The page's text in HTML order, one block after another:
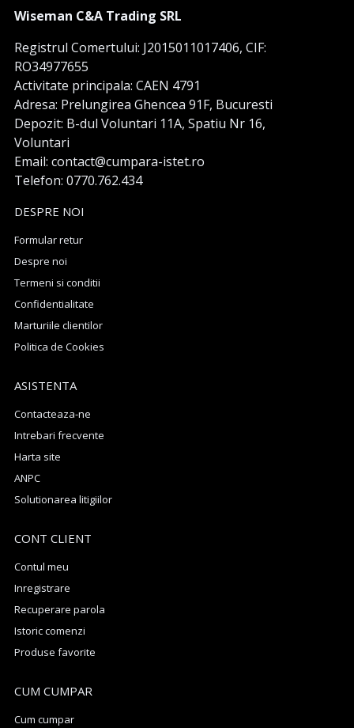
Wiseman C&A Trading SRL
Registrul Comertului: J2015011017406, CIF:
RO34977655
Activitate principala: CAEN 4791
Adresa: Prelungirea Ghencea 91F, Bucuresti
Depozit: B-dul Voluntari 11A, Spatiu Nr 16,
Voluntari
Email: contact@cumpara-istet.ro
Telefon: 0770.762.434
DESPRE NOI
Formular retur
Despre noi
Termeni si conditii
Confidentialitate
Marturiile clientilor
Politica de Cookies
ASISTENTA
Contacteaza-ne
Intrebari frecvente
Harta site
ANPC
Solutionarea litigiilor
CONT CLIENT
Contul meu
Inregistrare
Recuperare parola
Istoric comenzi
Produse favorite
CUM CUMPAR
Cum cumpar